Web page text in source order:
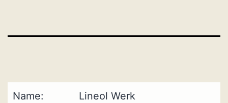
Name: Lineol Werk